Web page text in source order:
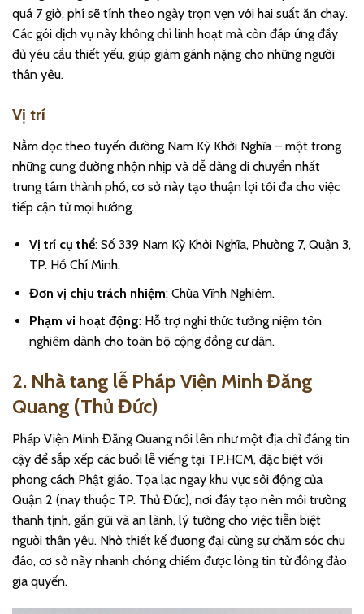
quá 7 giờ, phí sẽ tính theo ngày trọn vẹn với hai suất ăn chay.
Các gói dịch vụ này không chỉ linh hoạt mà còn đáp ứng đầy
đủ yêu cầu thiết yếu, giúp giảm gánh nặng cho những người
thân yêu.
Vị trí
Nằm dọc theo tuyến đường Nam Kỳ Khởi Nghĩa – một trong
những cung đường nhộn nhịp và dễ dàng di chuyển nhất
trung tâm thành phố, cơ sở này tạo thuận lợi tối đa cho việc
tiếp cận từ mọi hướng.
Vị trí cụ thể: Số 339 Nam Kỳ Khởi Nghĩa, Phường 7, Quận 3,
TP. Hồ Chí Minh.
Đơn vị chịu trách nhiệm: Chùa Vĩnh Nghiêm.
Phạm vi hoạt động: Hỗ trợ nghi thức tưởng niệm tôn
nghiêm dành cho toàn bộ cộng đồng cư dân.
2. Nhà tang lễ Pháp Viện Minh Đăng
Quang (Thủ Đức)
Pháp Viện Minh Đăng Quang nổi lên như một địa chỉ đáng tin
cậy để sắp xếp các buổi lễ viếng tại TP.HCM, đặc biệt với
phong cách Phật giáo. Tọa lạc ngay khu vực sôi động của
Quận 2 (nay thuộc TP. Thủ Đức), nơi đây tạo nên môi trường
thanh tịnh, gần gũi và an lành, lý tưởng cho việc tiễn biệt
người thân yêu. Nhờ thiết kế đương đại cùng sự chăm sóc chu
đáo, cơ sở này nhanh chóng chiếm được lòng tin từ đông đảo
gia quyến.